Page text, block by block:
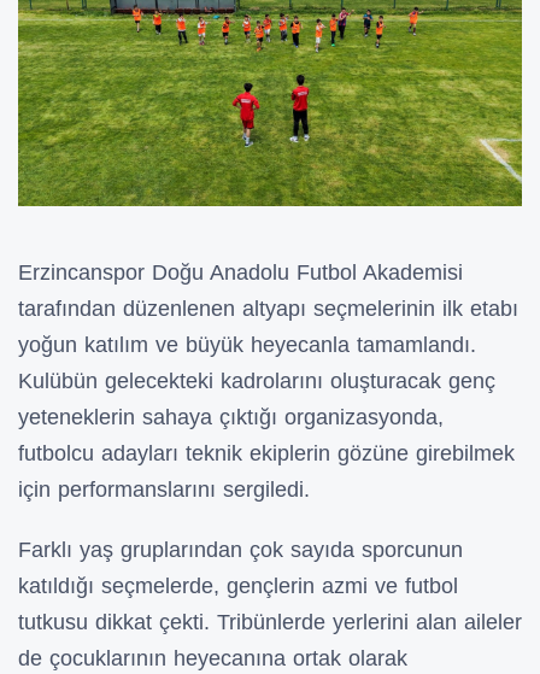
Erzincanspor Doğu Anadolu Futbol Akademisi
tarafından düzenlenen altyapı seçmelerinin ilk etabı
yoğun katılım ve büyük heyecanla tamamlandı.
Kulübün gelecekteki kadrolarını oluşturacak genç
yeteneklerin sahaya çıktığı organizasyonda,
futbolcu adayları teknik ekiplerin gözüne girebilmek
için performanslarını sergiledi.
Farklı yaş gruplarından çok sayıda sporcunun
katıldığı seçmelerde, gençlerin azmi ve futbol
tutkusu dikkat çekti. Tribünlerde yerlerini alan aileler
de çocuklarının heyecanına ortak olarak